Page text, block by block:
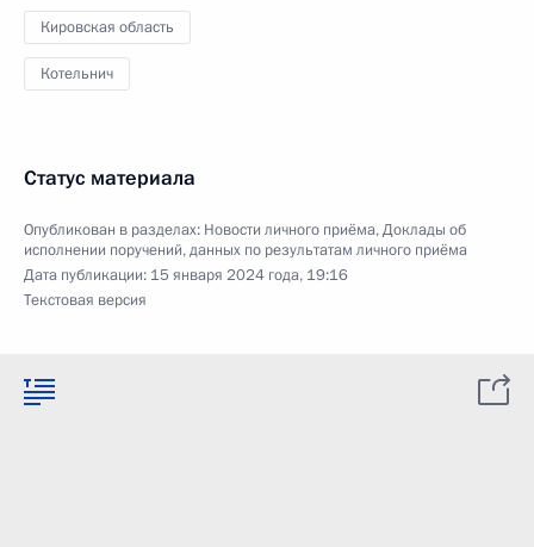
Кировская область
Котельнич
Статус материала
Опубликован в разделах: Новости личного приёма,Доклады об
исполнении поручений, данных по результатам личного приёма
Дата публикации: 15 января 2024 года, 19:16
Текстовая версия